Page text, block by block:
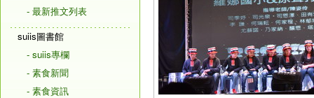
- 最新推文列表
suiis圖書館
- suiis專欄
- 素食新聞
- 素食資訊